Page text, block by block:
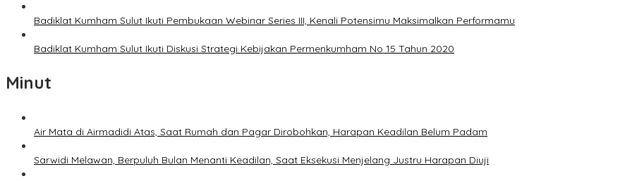
Badiklat Kumham Sulut Ikuti Pembukaan Webinar Series III, Kenali Potensimu Maksimalkan Performamu
Badiklat Kumham Sulut Ikuti Diskusi Strategi Kebijakan Permenkumham No 15 Tahun 2020
Minut
Air Mata di Airmadidi Atas, Saat Rumah dan Pagar Dirobohkan, Harapan Keadilan Belum Padam
Sarwidi Melawan, Berpuluh Bulan Menanti Keadilan, Saat Eksekusi Menjelang Justru Harapan Diuji